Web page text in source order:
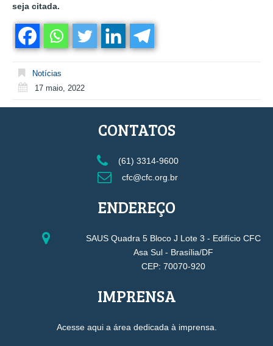
seja citada.
Notícias
17 maio, 2022
CONTATOS
(61) 3314-9600
cfc@cfc.org.br
ENDEREÇO
SAUS Quadra 5 Bloco J Lote 3 - Edifício CFC
Asa Sul - Brasília/DF
CEP: 70070-920
IMPRENSA
Acesse aqui a área dedicada à imprensa.